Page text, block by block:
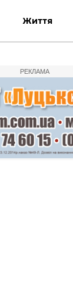
Життя
РЕКЛАМА